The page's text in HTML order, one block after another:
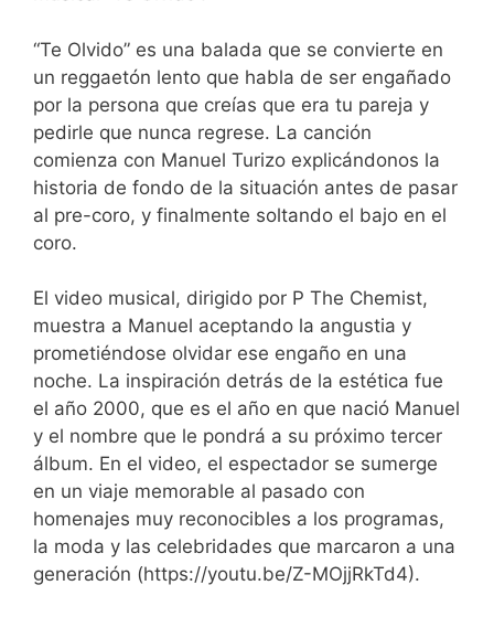
“Te Olvido” es una balada que se convierte en
un reggaetón lento que habla de ser engañado
por la persona que creías que era tu pareja y
pedirle que nunca regrese. La canción
comienza con Manuel Turizo explicándonos la
historia de fondo de la situación antes de pasar
al pre-coro, y finalmente soltando el bajo en el
coro.
El video musical, dirigido por P The Chemist,
muestra a Manuel aceptando la angustia y
prometiéndose olvidar ese engaño en una
noche. La inspiración detrás de la estética fue
el año 2000, que es el año en que nació Manuel
y el nombre que le pondrá a su próximo tercer
álbum. En el video, el espectador se sumerge
en un viaje memorable al pasado con
homenajes muy reconocibles a los programas,
la moda y las celebridades que marcaron a una
generación (https://youtu.be/Z-MOjjRkTd4).